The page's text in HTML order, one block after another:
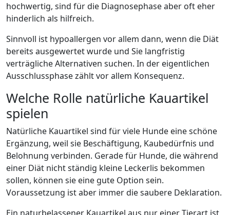
hochwertig, sind für die Diagnosephase aber oft eher
hinderlich als hilfreich.
Sinnvoll ist hypoallergen vor allem dann, wenn die Diät
bereits ausgewertet wurde und Sie langfristig
verträgliche Alternativen suchen. In der eigentlichen
Ausschlussphase zählt vor allem Konsequenz.
Welche Rolle natürliche Kauartikel
spielen
Natürliche Kauartikel sind für viele Hunde eine schöne
Ergänzung, weil sie Beschäftigung, Kaubedürfnis und
Belohnung verbinden. Gerade für Hunde, die während
einer Diät nicht ständig kleine Leckerlis bekommen
sollen, können sie eine gute Option sein.
Voraussetzung ist aber immer die saubere Deklaration.